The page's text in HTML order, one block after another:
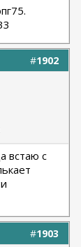
#1902
встаю с
#1903